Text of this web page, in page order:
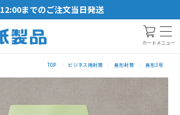
12:00までのご注文当日発送
カート メニュー
TOP ビジネス用封筒 長形封筒 長形3号